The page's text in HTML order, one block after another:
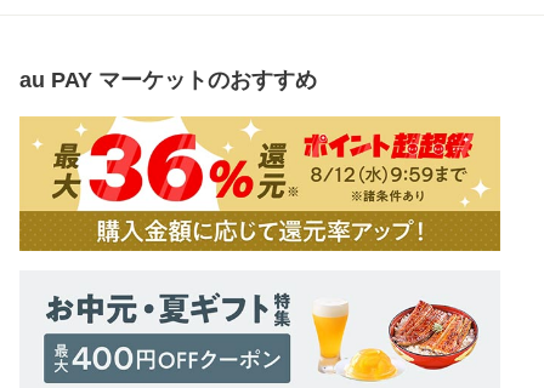
au PAY マーケットのおすすめ